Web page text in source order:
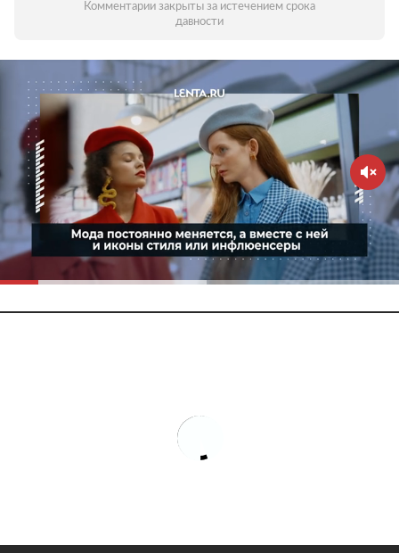
Комментарии закрыты за истечением срока
давности